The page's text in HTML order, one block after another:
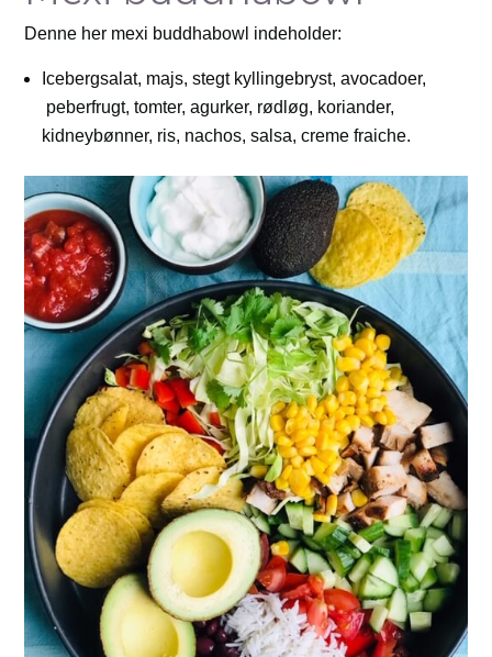
Denne her mexi buddhabowl indeholder:
Icebergsalat, majs, stegt kyllingebryst, avocadoer,
peberfrugt, tomter, agurker, rødløg, koriander,
kidneybønner, ris, nachos, salsa, creme fraiche.